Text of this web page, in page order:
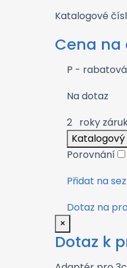
Katalogové
Cena na
P -
Na dotaz
2 roky
Katalogový
Porovnání
Přidat na
Dotaz na
×
Dotaz k